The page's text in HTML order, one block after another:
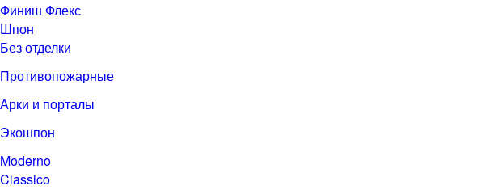
Финиш Флекс
Шпон
Без отделки
Противопожарные
Арки и порталы
Экошпон
Moderno
Classico